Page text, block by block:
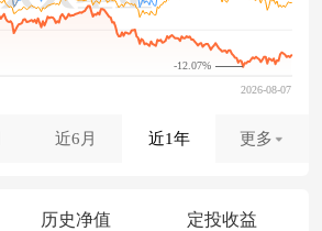
-12.07%
近6月 近1年 更多
历史净值 定投收益